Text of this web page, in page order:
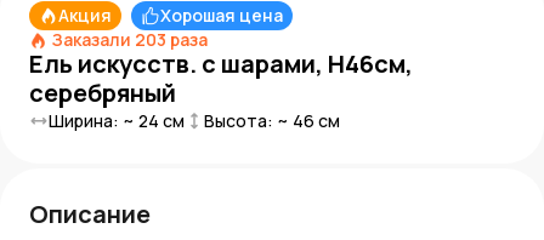
Акция
Хорошая цена
Заказали 203 раза
Ель искусств. с шарами, H46см,
серебряный
Ширина: ~ 24 см Высота: ~ 46 см
Описание